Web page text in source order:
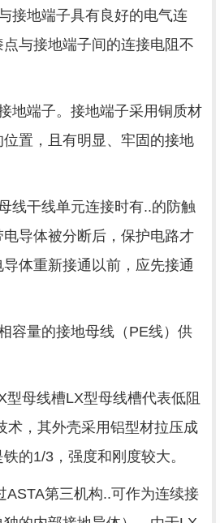
接地端子具有良好的电气连
与接地端子间的连接电阻不
地端子。接地端子采用铜质材
置，且有明显、牢固的接地
线干线单元连接时有..的防触
导体被分断后，保护电路才
体重新接通以前，应先接通
容量的接地母线（PE线）供
型母线槽LX型母线槽代表低阻
术，其外壳采用铝型材拉压成
的1/3，强度和刚度较大。
ASTA第三机构..可作为连续接